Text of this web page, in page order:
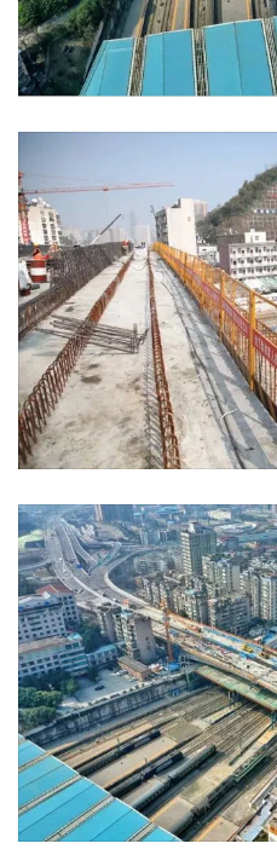
• Gotomanager